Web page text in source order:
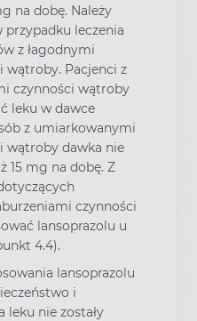
na dobę. Należy
leczenia
z łagodnymi
wątroby. Pacjenci z
czynności wątroby
leku w dawce
z umiarkowanymi
wątroby dawka nie
15 mg na dobę. Z
czynności
lansoprazolu u
4.4).
lansoprazolu
i
leku nie zostały